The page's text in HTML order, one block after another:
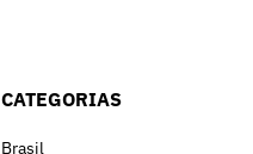
CATEGORIAS
Brasil